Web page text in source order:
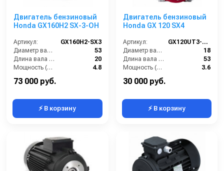
Двигатель бензиновый
Honda GX160H2 SX-3-OH
Артикул:
GX160H2-SX3
Диаметр вала (мм):
53
Длина вала (мм):
20
Мощность (л/с):
4.8
Объем двигателя (см3):
73 000 руб.
⚡ В корзину
Двигатель бензиновый
Honda GX 120 SX4
Артикул:
GX120UT3-SX4
Диаметр вала (мм):
18
Длина вала (мм):
53
Мощность (л/с):
3.6
Объем двигателя (см3):
30 000 руб.
⚡ В корзину